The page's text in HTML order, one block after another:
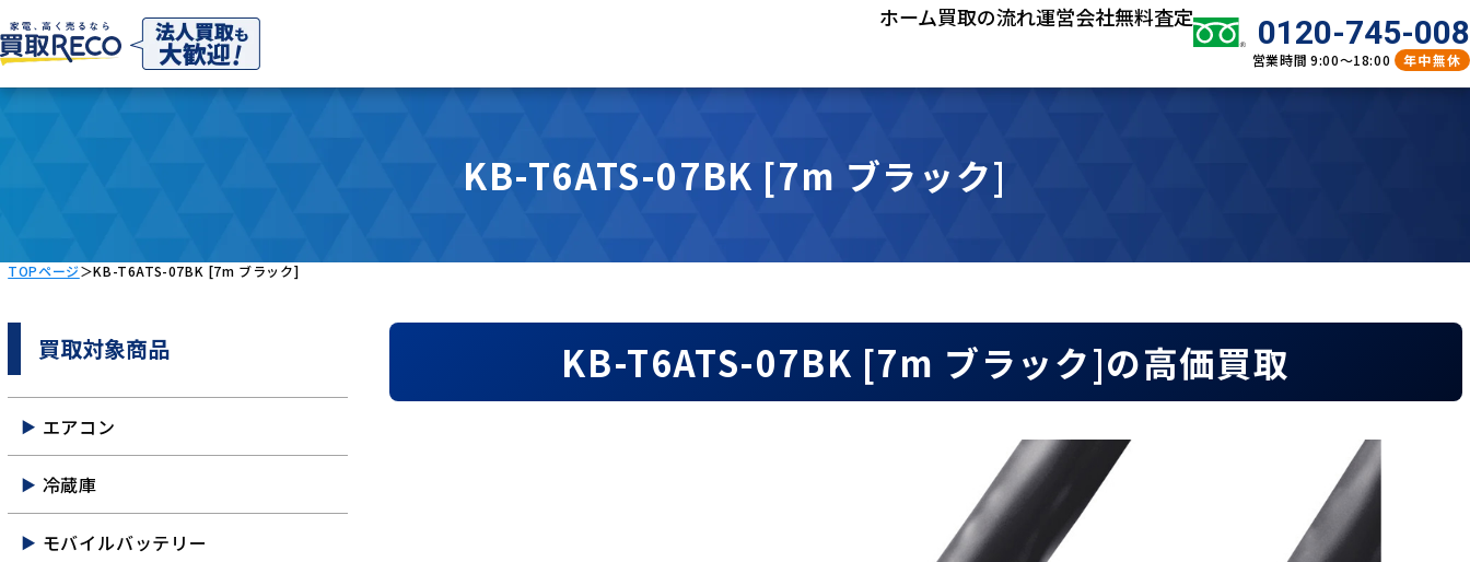
ホーム買取の流れ運営会社無料査定 0120-745-008
営業時間 9:00～18:00 年中無休
KB-T6ATS-07BK [7m ブラック]
TOPページ＞KB-T6ATS-07BK [7m ブラック]
KB-T6ATS-07BK [7m ブラック]の高価買取
買取対象商品
エアコン
冷蔵庫
モバイルバッテリー